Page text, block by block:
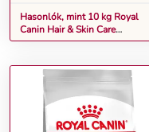
Hasonlók, mint 10 kg Royal
Canin Hair & Skin Care
macskaeledel